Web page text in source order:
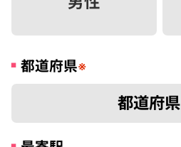
都道府県※